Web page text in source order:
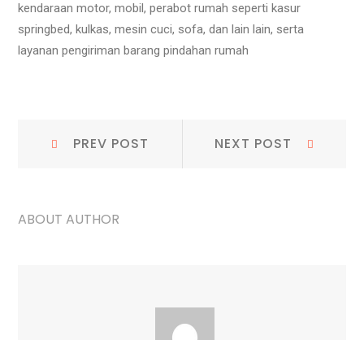
kendaraan motor, mobil, perabot rumah seperti kasur
springbed, kulkas, mesin cuci, sofa, dan lain lain, serta
layanan pengiriman barang pindahan rumah
Navigasi
PREV POST NEXT POST Post:
ABOUT AUTHOR